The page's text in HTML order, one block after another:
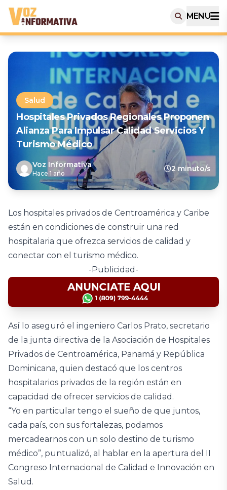
MENU
Salud
Hospitales Privados Regionales Proponen
Alianza Para Impulsar Calidad Servicios Y
Turismo Médico
Voz Informativa
Hace 1 año
2 minuto/s
Los hospitales privados de Centroamérica y Caribe
están en condiciones de construir una red
hospitalaria que ofrezca servicios de calidad y
conectar con el turismo médico.
-Publicidad-
Así lo aseguró el ingeniero Carlos Prato, secretario
de la junta directiva de la Asociación de Hospitales
Privados de Centroamérica, Panamá y República
Dominicana, quien destacó que los centros
hospitalarios privados de la región están en
capacidad de ofrecer servicios de calidad.
“Yo en particular tengo el sueño de que juntos,
cada país, con sus fortalezas, podamos
mercadearnos con un solo destino de turismo
médico”, puntualizó, al hablar en la apertura del II
Congreso Internacional de Calidad e Innovación en
Salud.